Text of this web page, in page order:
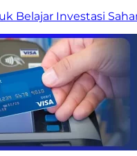
Belajar Investasi